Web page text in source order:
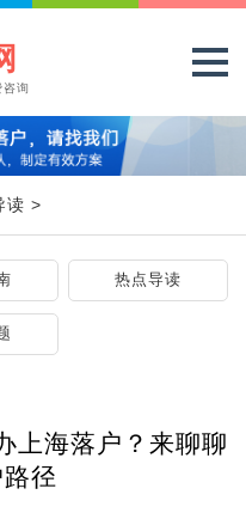
询
读 >
热点导读
上海落户？来聊聊
径